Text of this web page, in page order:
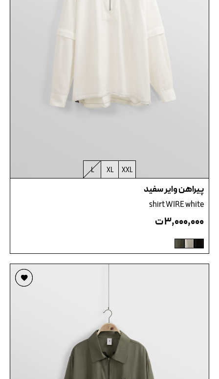
XXL
XL
L
پیراهن وایر سفید
shirt WIRE white
۳,۰۰۰,۰۰۰ت